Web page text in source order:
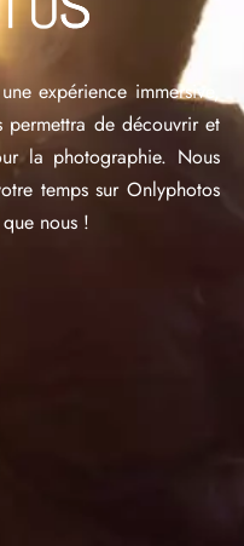
expérience immersive,
permettra de découvrir et
la photographie. Nous
temps sur Onlyphotos
nous !